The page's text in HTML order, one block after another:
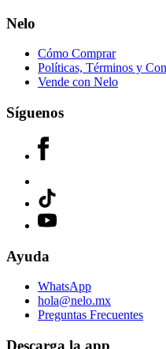
Nelo
Cómo Comprar
Políticas, Términos y
Vende con Nelo
Síguenos
Ayuda
WhatsApp
hola@nelo.mx
Preguntas Frecuentes
Descarga la app